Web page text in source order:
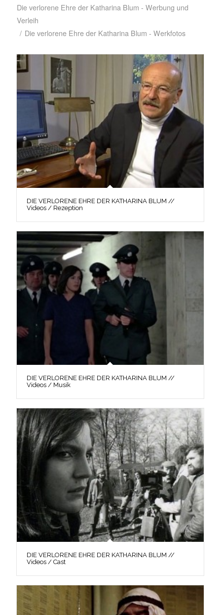
Die verlorene Ehre der Katharina Blum - Werbung und
Verleih
/ Die verlorene Ehre der Katharina Blum - Werkfotos
DIE VERLORENE EHRE DER KATHARINA BLUM //
Videos / Rezeption
DIE VERLORENE EHRE DER KATHARINA BLUM //
Videos / Musik
DIE VERLORENE EHRE DER KATHARINA BLUM //
Videos / Cast